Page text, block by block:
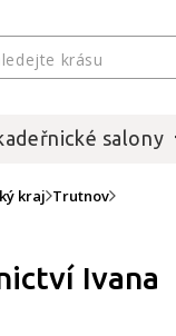
salony
kraj Trutnov
Ivana